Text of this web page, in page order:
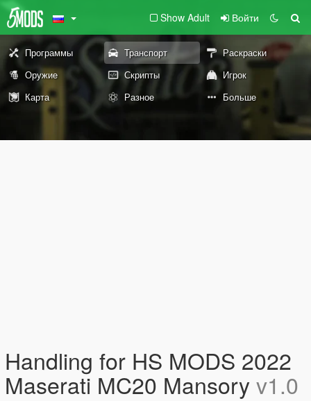
Show Adult Войти
Программы Транспорт
Раскраски
Оружие
Скрипты
Игрок
Карта
Разное Больше
Handling for HS MODS 2022
Maserati MC20 Mansory v1.0